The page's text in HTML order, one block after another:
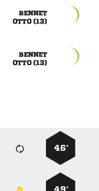

 

 
46’
49’